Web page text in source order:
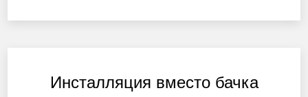
Инсталляция вместо бачка